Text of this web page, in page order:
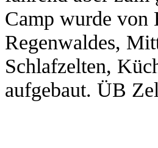
Camp wurde von
Regenwaldes,
Schlafzelten,
aufgebaut. ÜB